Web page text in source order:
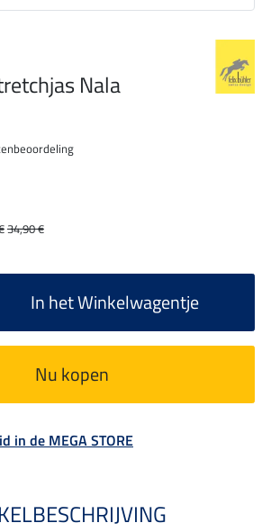
Nala
34,90 €
In het Winkelwagentje
Nu kopen
in de MEGA STORE